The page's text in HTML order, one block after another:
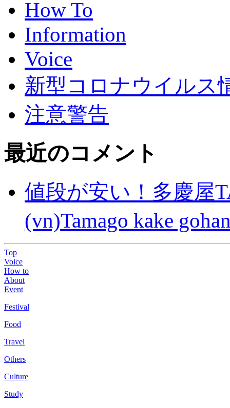
How To
Information
Voice
新型コロナウイルス
注意警告
最近のコメント
値段が安い！多慶屋
(vn)Tamago kake
Top
Voice
How to
About
Event
Festival
Food
Travel
Others
Culture
Study